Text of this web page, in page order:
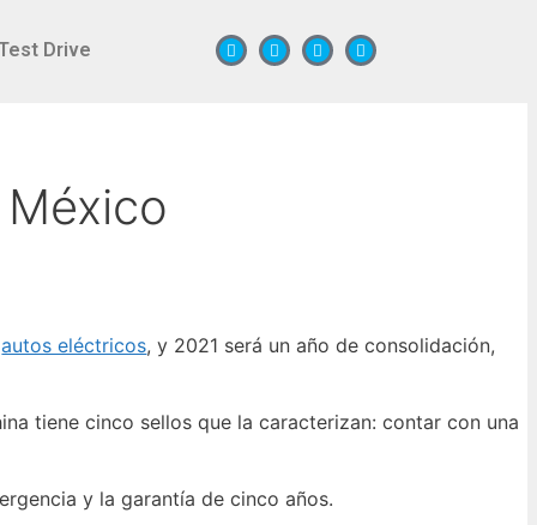
Drive
autos eléctricos, y 2021 será un año de consolidación,
tiene cinco sellos que la caracterizan: contar con una
y la garantía de cinco años.